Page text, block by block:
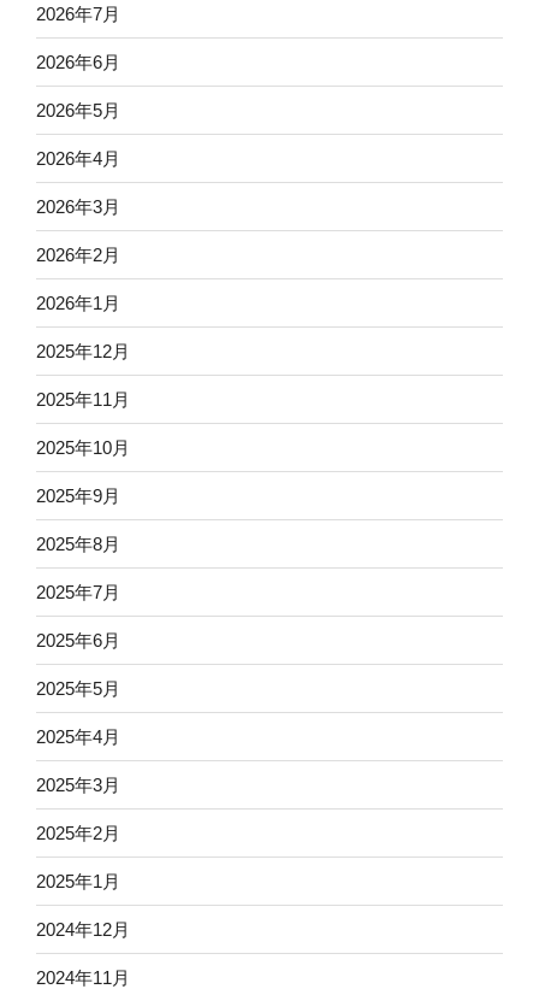
2026年7月
2026年6月
2026年5月
2026年4月
2026年3月
2026年2月
2026年1月
2025年12月
2025年11月
2025年10月
2025年9月
2025年8月
2025年7月
2025年6月
2025年5月
2025年4月
2025年3月
2025年2月
2025年1月
2024年12月
2024年11月